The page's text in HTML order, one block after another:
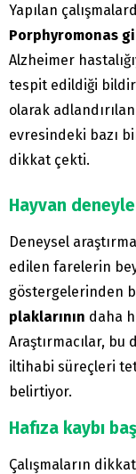
Yapılan
Porphyromonas
Alzheimer
tespit edildiği
olarak
evresindeki bazı
dikkat çekti.
Hayvan
Deneysel
edilen farelerin
göstergelerinden
plaklarının daha
Araştırmacılar,
iltihabi süreçleri
belirtiyor.
Hafıza kaybı
Çalışmaların